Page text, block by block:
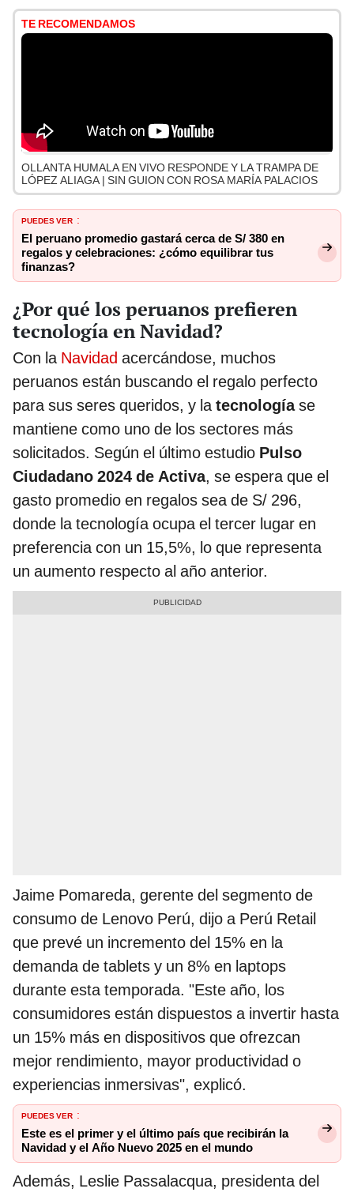
TE RECOMENDAMOS
OLLANTA HUMALA EN VIVO RESPONDE Y LA TRAMPA DE
LÓPEZ ALIAGA | SIN GUION CON ROSA MARÍA PALACIOS
PUEDES VER :
El peruano promedio gastará cerca de S/ 380 en
regalos y celebraciones: ¿cómo equilibrar tus
finanzas?
¿Por qué los peruanos prefieren
tecnología en Navidad?
Con la Navidad acercándose, muchos
peruanos están buscando el regalo perfecto
para sus seres queridos, y latecnologíase
mantiene como uno de los sectores más
solicitados. Según el último estudio Pulso
Ciudadano 2024 de Activa, se espera que el
gasto promedio en regalos sea de S/ 296,
donde la tecnología ocupa el tercer lugar en
preferencia con un 15,5%, lo que representa
un aumento respecto al año anterior.
Jaime Pomareda, gerente del segmento de
consumo de Lenovo Perú, dijo a Perú Retail
que prevé un incremento del 15% en la
demanda de tablets y un 8% en laptops
durante esta temporada. "Este año, los
consumidores están dispuestos a invertir hasta
un 15% más en dispositivos que ofrezcan
mejor rendimiento, mayor productividad o
experiencias inmersivas", explicó.
PUEDES VER :
Este es el primer y el último país que recibirán la
Navidad y el Año Nuevo 2025 en el mundo
Además, Leslie Passalacqua, presidenta del